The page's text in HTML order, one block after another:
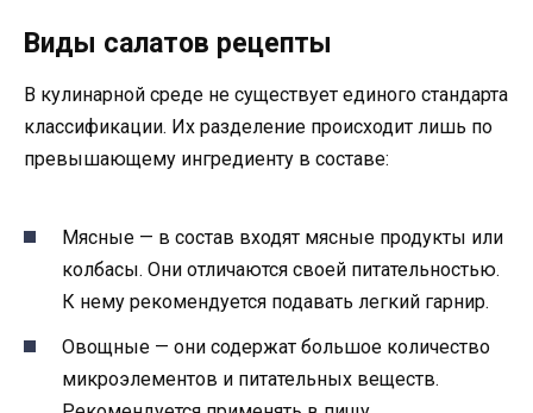
Виды салатов рецепты
В кулинарной среде не существует единого стандарта
классификации. Их разделение происходит лишь по
превышающему ингредиенту в составе:
Мясные — в состав входят мясные продукты или
колбасы. Они отличаются своей питательностью.
К нему рекомендуется подавать легкий гарнир.
Овощные — они содержат большое количество
микроэлементов и питательных веществ.